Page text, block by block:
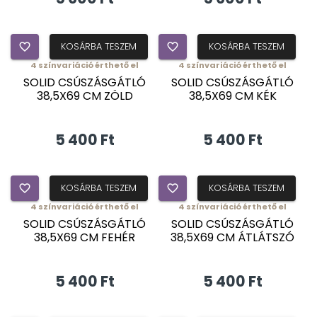
favorite_border KOSÁRBA TESZEM favorite_border KOSÁRBA TESZEM
4 színvariáció érthető el
SOLID CSÚSZÁSGÁTLÓ
38,5X69 CM ZÖLD
5 400 Ft
favorite_border KOSÁRBA TESZEM
4 színvariáció érthető el
SOLID CSÚSZÁSGÁTLÓ
38,5X69 CM KÉK
5 400 Ft
favorite_border KOSÁRBA TESZEM
4 színvariáció érthető el
SOLID CSÚSZÁSGÁTLÓ
38,5X69 CM FEHÉR
5 400 Ft
4 színvariáció érthető el
SOLID CSÚSZÁSGÁTLÓ
38,5X69 CM ÁTLÁTSZÓ
5 400 Ft